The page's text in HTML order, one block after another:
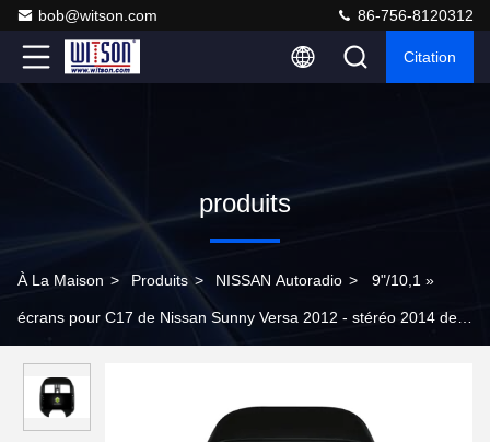
bob@witson.com 86-756-8120312
Citation
produits
À La Maison > Produits > NISSAN Autoradio > 9"/10,1 »
écrans pour C17 de Nissan Sunny Versa 2012 - stéréo 2014 de